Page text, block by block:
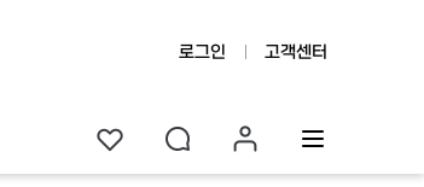
로그인 고객센터